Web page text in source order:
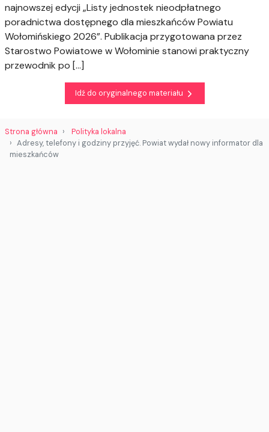
najnowszej edycji „Listy jednostek nieodpłatnego
poradnictwa dostępnego dla mieszkańców Powiatu
Wołomińskiego 2026”. Publikacja przygotowana przez
Starostwo Powiatowe w Wołominie stanowi praktyczny
przewodnik po […]
Idź do oryginalnego materiału
Strona główna
Polityka lokalna
Adresy, telefony i godziny przyjęć. Powiat wydał nowy informator dla
mieszkańców